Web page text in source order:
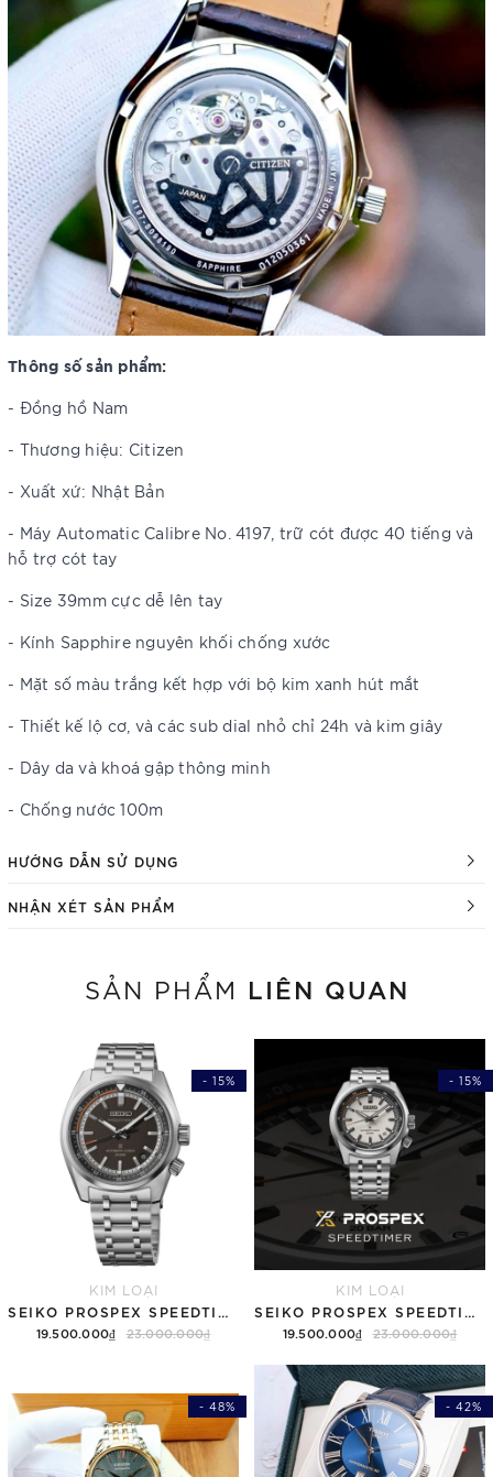
Thông số sản phẩm:
- Đồng hồ Nam
- Thương hiệu: Citizen
- Xuất xứ: Nhật Bản
- Máy Automatic Calibre No. 4197, trữ cót được 40 tiếng và
hỗ trợ cót tay
- Size 39mm cực dễ lên tay
- Kính Sapphire nguyên khối chống xước
- Mặt số màu trắng kết hợp với bộ kim xanh hút mắt
- Thiết kế lộ cơ, và các sub dial nhỏ chỉ 24h và kim giây
- Dây da và khoá gập thông minh
- Chống nước 100m
HƯỚNG DẪN SỬ DỤNG
NHẬN XÉT SẢN PHẨM
SẢN PHẨM LIÊN QUAN
- 15%
KIM LOẠI
19.500.000₫ 23.000.000₫
- 15%
KIM LOẠI
19.500.000₫ 23.000.000₫
- 48% - 42%